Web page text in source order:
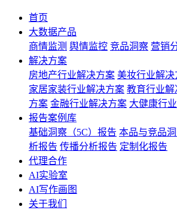
首页
大数据产品
商情监测 舆情监控 竞品洞察 营销
解决方案
房地产行业解决方案 美妆行业解决
家居家装行业解决方案 教育行业解
方案 金融行业解决方案 大健康行
报告案例库
基础洞察（5C）报告 本品与竞品
析报告 传播分析报告 定制化报告
代理合作
AI实验室
AI写作画图
关于我们